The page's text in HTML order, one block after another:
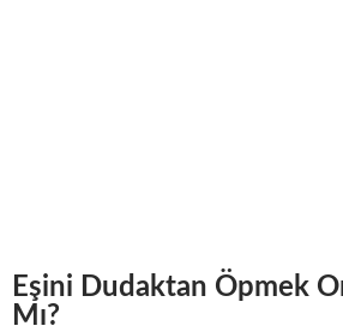
Eşini Dudaktan Öpmek
Mı?